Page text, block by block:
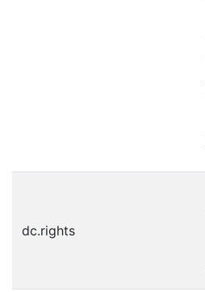
dc.rights